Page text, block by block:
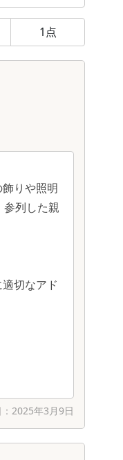
1 点
りや照明
列した親
切なアド
2025年3月9日